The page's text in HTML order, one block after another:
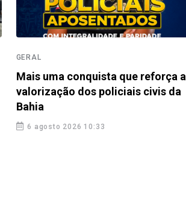
GERAL
Mais uma conquista que reforça a
valorização dos policiais civis da
Bahia
6 agosto 2026 10:33